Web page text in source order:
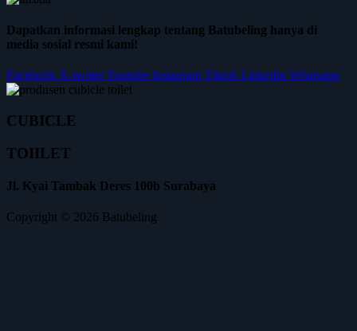
Dapatkan informasi lengkap tentang Batubeling hanya di
media sosial resmi kami!
Facebook X-twitterYoutube Instagram Tiktok Linkedin Whatsapp
CUBICLE
TOIILET
Jl. Kyai Tambak Deres 100b Surabaya
Copyright © 2026 Batubeling